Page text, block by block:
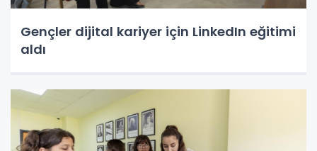
Gençler dijital kariyer için LinkedIn eğitimi
aldı